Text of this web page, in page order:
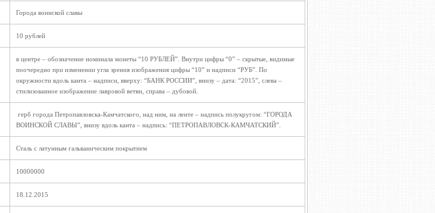
Города воинской славы
10 рублей
в центре – обозначение номинала монеты “10 РУБЛЕЙ”. Внутри цифры “0” – скрытые, видимые
поочередно при изменении угла зрения изображения цифры “10” и надписи “РУБ”. По
окружности вдоль канта – надписи, вверху: “БАНК РОССИИ”, внизу – дата: “2015”, слева –
стилизованное изображение лавровой ветви, справа – дубовой.
герб города Петропавловска-Камчатского, над ним, на ленте – надпись полукругом: “ГОРОДА
ВОИНСКОЙ СЛАВЫ”, внизу вдоль канта – надпись: “ПЕТРОПАВЛОВСК-КАМЧАТСКИЙ”.
Сталь с латунным гальваническим покрытием
10000000
18.12.2015